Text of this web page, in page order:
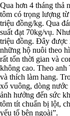
Qua hơn 4 tháng thả
tôm có trọng lượng
triệu đồng/kg. Qua
suất đạt 70kg/vụ.
triệu đồng. Đây được
những hộ nuôi theo
rất tốn thời gian và
không cao. Theo
và thích làm hang.
xổ vuông, dòng nước
ảnh hưởng đến sức
tôm tít chuẩn bị lột,
yếu tố bên ngoài”.